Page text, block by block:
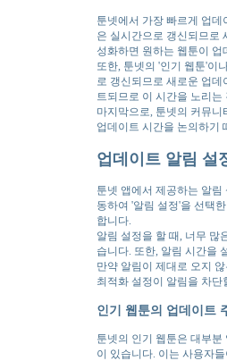
툰넷에서 가장 빠르게 업
은 실시간으로 갱신되므로
성화하면 원하는 웹툰이
또한, 툰넷의 '인기 웹툰'이
로 갱신되므로 새로운 업
트되므로 이 시간을 노리는
마지막으로, 툰넷의 커뮤
업데이트 시간을 논의하기
업데이트 알림 설
툰넷 앱에서 제공하는 알
동하여 '알림 설정'을 선택
합니다.
알림 설정을 할 때, 너무 많
습니다. 또한, 알림 시간을
만약 알림이 제대로 오지
최적화 설정이 알림을 차
인기 웹툰의 업데이트
툰넷의 인기 웹툰은 대부
이 있습니다. 이는 사용자